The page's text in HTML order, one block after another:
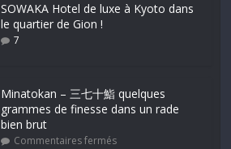
SOWAKA Hotel de luxe à Kyoto dans
le quartier de Gion !
7
Minatokan – 三七十鮨 quelques
grammes de finesse dans un rade
bien brut
Commentaires fermés